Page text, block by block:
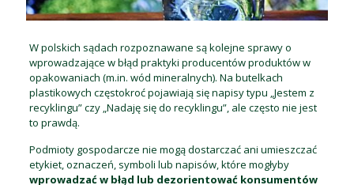
W polskich sądach rozpoznawane są kolejne sprawy o
wprowadzające w błąd praktyki producentów produktów w
opakowaniach (m.in. wód mineralnych). Na butelkach
plastikowych częstokroć pojawiają się napisy typu „Jestem z
recyklingu” czy „Nadaję się do recyklingu”, ale często nie jest
to prawdą.
Podmioty gospodarcze nie mogą dostarczać ani umieszczać
etykiet, oznaczeń, symboli lub napisów, które mogłyby
wprowadzać w błąd lub dezorientować konsumentów